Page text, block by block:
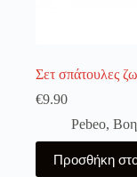
Σετ σπάτουλες
€9.90
Pebeo,
Προσθήκη